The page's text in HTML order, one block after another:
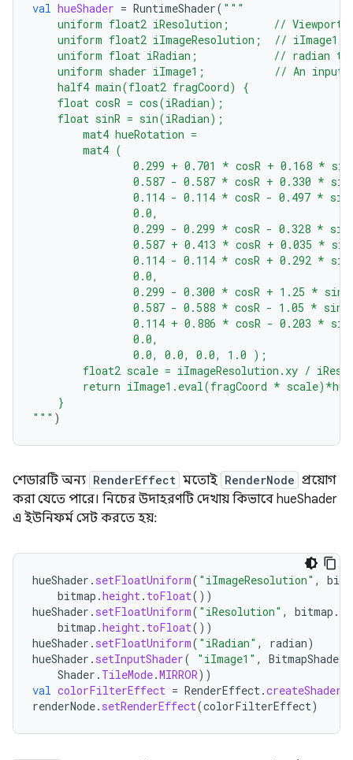
val hueShader = RuntimeShader( """
uniform float2 iResolution;       // Viewport
uniform float2 iImageResolution;  // iImage1
uniform float iRadian;            // radian
uniform shader iImage1;           // An input
    half4 main(float2 fragCoord) {
    float cosR = cos(iRadian);
    float sinR = sin(iRadian);
        mat4 hueRotation =
        mat4 (
0.299 + 0.701 * cosR + 0.168 *
0.587 - 0.587 * cosR + 0.330 *
0.114 - 0.114 * cosR - 0.497 *
0.0,
0.299 - 0.299 * cosR - 0.328 *
0.587 + 0.413 * cosR + 0.035 *
0.114 - 0.114 * cosR + 0.292 *
0.0,
0.299 - 0.300 * cosR + 1.25 *
0.587 - 0.588 * cosR - 1.05 *
0.114 + 0.886 * cosR - 0.203 *
0.0,
0.0, 0.0, 0.0, 1.0 );
float2 scale = iImageResolution.xy /
return iImage1.eval(fragCoord *
    }
""" )
শেডারটি অন্য RenderEffect মতোই RenderNode প্রয়োগ
করা যেতে পারে। নিচের উদাহরণটি দেখায় কিভাবে hueShader
এ ইউনিফর্ম সেট করতে হয়:
hueShader . setFloatUniform( "iImageResolution" ,
bitmap .height. toFloat())
hueShader . setFloatUniform( "iResolution" , bitmap .
bitmap .height. toFloat())
hueShader . setFloatUniform( "iRadian" , radian)
hueShader . setInputShader( "iImage1" , BitmapShader
Shader . TileMode.MIRROR))
val colorFilterEffect = RenderEffect.
renderNode. setRenderEffect(colorFilterEffect)